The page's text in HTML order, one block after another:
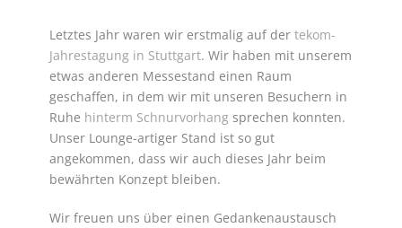
Letztes Jahr waren wir erstmalig auf der tekom-
Jahrestagung in Stuttgart. Wir haben mit unserem
etwas anderen Messestand einen Raum
geschaffen, in dem wir mit unseren Besuchern in
Ruhe hinterm Schnurvorhang sprechen konnten.
Unser Lounge-artiger Stand ist so gut
angekommen, dass wir auch dieses Jahr beim
bewährten Konzept bleiben.
Wir freuen uns über einen Gedankenaustausch